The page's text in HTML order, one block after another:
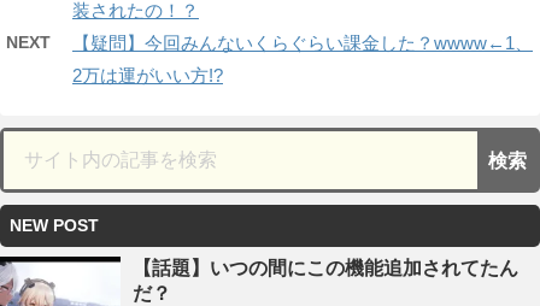
装されたの！？
NEXT
【疑問】今回みんないくらぐらい課金した？wwww←1、
2万は運がいい方!?
NEW POST
【話題】いつの間にこの機能追加されてたん
だ？